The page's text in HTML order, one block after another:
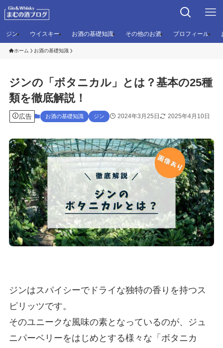
ジン ウイスキー お酒の基礎知識 その他のお酒 プロフィール
ホーム お酒の基礎知識
ジンの「ボタニカル」とは？基本の25種
類を徹底解説！
広告 お酒の基礎知識 ジン 2024年3月25日 2025年4月10日
ジンはスパイシーでドライな独特の香りを持つス
ピリッツです。
そのユニークな風味の素となっているのが、ジュ
ニパーベリーをはじめとする様々な「ボタニカ